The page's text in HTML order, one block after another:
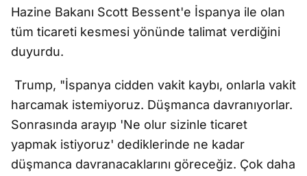
Hazine Bakanı Scott Bessent'e İspanya ile olan
tüm ticareti kesmesi yönünde talimat verdiğini
duyurdu.
Trump, "İspanya cidden vakit kaybı, onlarla vakit
harcamak istemiyoruz. Düşmanca davranıyorlar.
Sonrasında arayıp 'Ne olur sizinle ticaret
yapmak istiyoruz' dediklerinde ne kadar
düşmanca davranacaklarını göreceğiz. Çok daha